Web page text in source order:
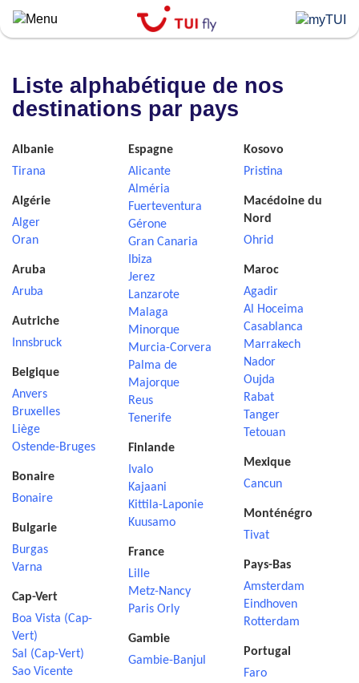
Skip
to
Liste alphabétique de nos
destinations par pays
Albanie
Tirana
Algérie
Alger
Oran
Aruba
Aruba
Autriche
Innsbruck
Belgique
Anvers
Bruxelles
Liège
Ostende-Bruges
Bonaire
Bonaire
Bulgarie
Burgas
Varna
Cap-Vert
Boa Vista (Cap-
Vert)
Sal (Cap-Vert)
Sao Vicente
Espagne
Alicante
Alméria
Fuerteventura
Gérone
Gran Canaria
Ibiza
Jerez
Lanzarote
Malaga
Minorque
Murcia-Corvera
Palma de
Majorque
Reus
Tenerife
Finlande
Ivalo
Kajaani
Kittila-Laponie
Kuusamo
France
Lille
Metz-Nancy
Paris Orly
Gambie
Gambie-Banjul
Kosovo
Pristina
Macédoine du
Nord
Ohrid
Maroc
Agadir
Al Hoceima
Casablanca
Marrakech
Nador
Oujda
Rabat
Tanger
Tetouan
Mexique
Cancun
Monténégro
Tivat
Pays-Bas
Amsterdam
Eindhoven
Rotterdam
Portugal
Faro